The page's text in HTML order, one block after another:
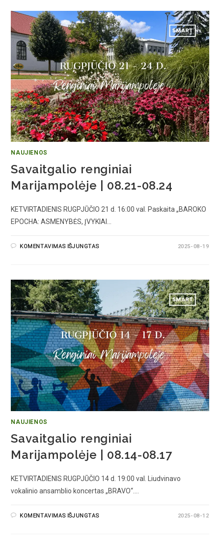
NAUJIENOS
Savaitgalio renginiai
Marijampolėje | 08.21-08.24
KETVIRTADIENIS RUGPJŪČIO 21 d. 16:00 val. Paskaita „BAROKO
EPOCHA: ASMENYBĖS, ĮVYKIAI…
KOMENTAVIMAS IŠJUNGTAS 2025-08-19
NAUJIENOS
Savaitgalio renginiai
Marijampolėje | 08.14-08.17
KETVIRTADIENIS RUGPJŪČIO 14 d. 19:00 val. Liudvinavo
vokalinio ansamblio koncertas „BRAVO“.…
KOMENTAVIMAS IŠJUNGTAS 2025-08-12